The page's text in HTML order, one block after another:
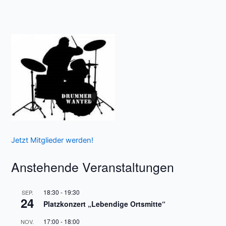
Jetzt Mitglieder werden!
Anstehende Veranstaltungen
SEP.
24
18:30 - 19:30
Platzkonzert „Lebendige Ortsmitte“
NOV. 17:00 - 18:00